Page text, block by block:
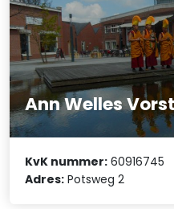
Ann Welles
KvK nummer: 60916745
Adres: Potsweg 2